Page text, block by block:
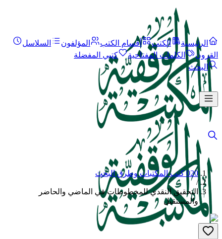
الرئيسية الكتب أقسام الكتب المؤلفون
السلاسل
القرون
الكلمات المفتاحية
كتبي المفضلة
البحث
020 كتب المكتبات وطرق البحث
/
التحقيق النقدي للمخطوطات في الماضي والحاضر
والمستقبل